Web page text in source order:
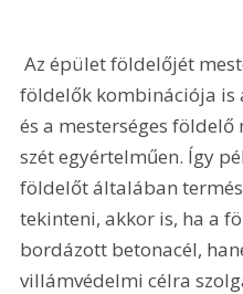
Az épület földelőjét mesterséges és természetes
földelők kombinációja is
és a mesterséges
szét egyértelműen. Így
földelőt általában
tekinteni, akkor is, ha a
bordázott betonacél,
villámvédelmi célra